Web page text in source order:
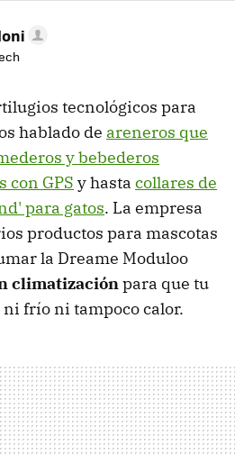
tecnológicos para
hablado de areneros que
y bebederos
con GPS y hasta collares de
para gatos. La empresa
productos para mascotas
la Dreame Moduloo
climatizaciónpara que tu
ni frío ni tampoco calor.